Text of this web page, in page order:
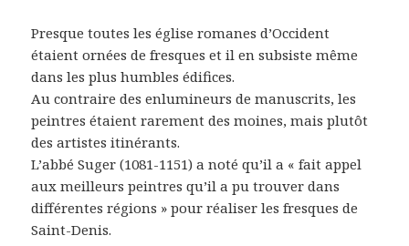
Presque toutes les église romanes d’Occident
étaient ornées de fresques et il en subsiste même
dans les plus humbles édifices.
Au contraire des enlumineurs de manuscrits, les
peintres étaient rarement des moines, mais plutôt
des artistes itinérants.
L’abbé Suger (1081-1151) a noté qu’il a « fait appel
aux meilleurs peintres qu’il a pu trouver dans
différentes régions » pour réaliser les fresques de
Saint-Denis.